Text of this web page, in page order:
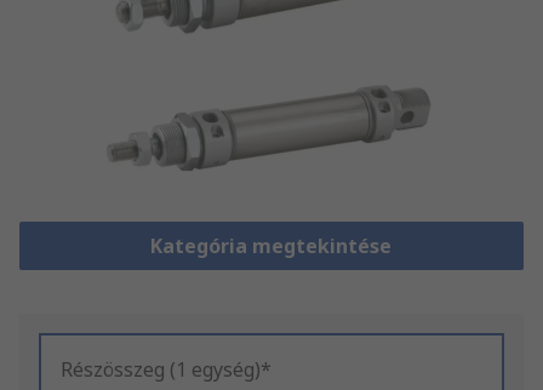
Kategória megtekintése
Részösszeg (1 egység)*